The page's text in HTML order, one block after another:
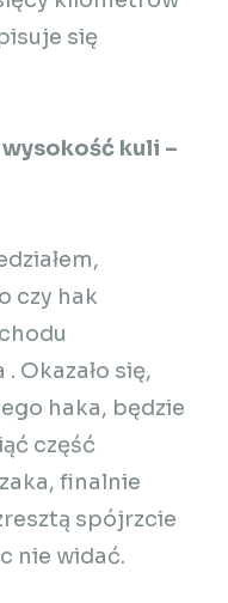
się
kuli –
czy hak
. Okazało się,
haka, będzie
część
finalnie
spójrzcie
nie widać.